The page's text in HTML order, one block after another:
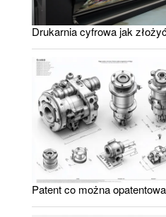
Drukarnia cyfrowa jak
Patent co można